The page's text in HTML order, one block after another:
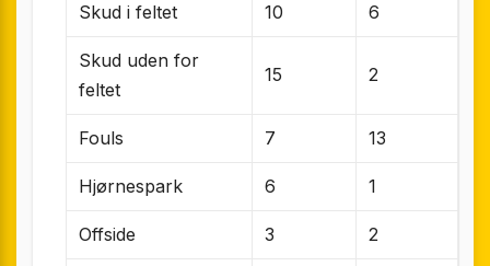
Skud i feltet 10 6
Skud uden for
feltet
15 2
Fouls 7 13
Hjørnespark 6 1
Offside 3 2